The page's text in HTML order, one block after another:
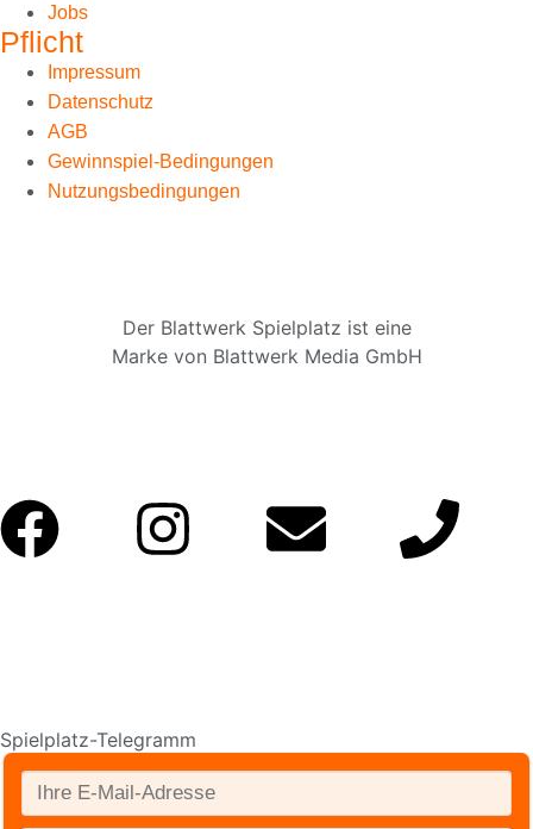
Jobs
Pflicht
Impressum
Datenschutz
AGB
Gewinnspiel-Bedingungen
Nutzungsbedingungen
Der Blattwerk Spielplatz ist eine
Marke von Blattwerk Media GmbH
Spielplatz-Telegramm